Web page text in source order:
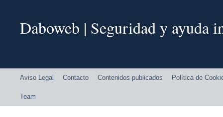
Daboweb | Seguridad y ayuda
Aviso Legal Contacto Contenidos publicados Política de
Team